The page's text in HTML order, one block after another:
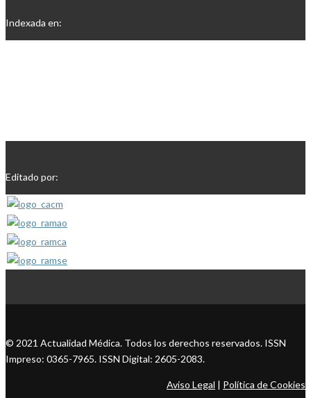
Indexada en:
Editado por:
© 2021 Actualidad Médica. Todos los derechos reservados. ISSN
Impreso: 0365-7965. ISSN Digital: 2605-2083.
Aviso Legal | Política de Cookies